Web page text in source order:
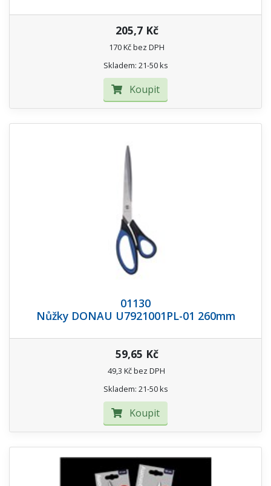
205,7 Kč
170 Kč bez DPH
Skladem: 21-50 ks
Koupit
01130
Nůžky DONAU U7921001PL-01 260mm
59,65 Kč
49,3 Kč bez DPH
Skladem: 21-50 ks
Koupit